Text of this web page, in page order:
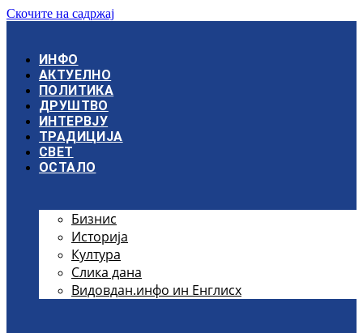
Скочите на садржај
ИНФО
АКТУЕЛНО
ПОЛИТИКА
ДРУШТВО
ИНТЕРВЈУ
ТРАДИЦИЈА
СВЕТ
ОСТАЛО
Бизнис
Историја
Култура
Слика дана
Видовдан.инфо ин Енглисх